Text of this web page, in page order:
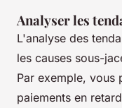
Analyser les
L'analyse des
les causes sous-
Par exemple, vous
paiements en